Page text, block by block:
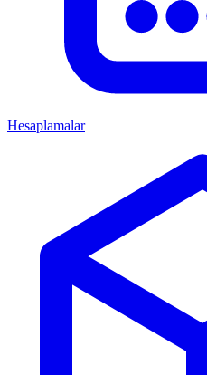
Hesaplamalar